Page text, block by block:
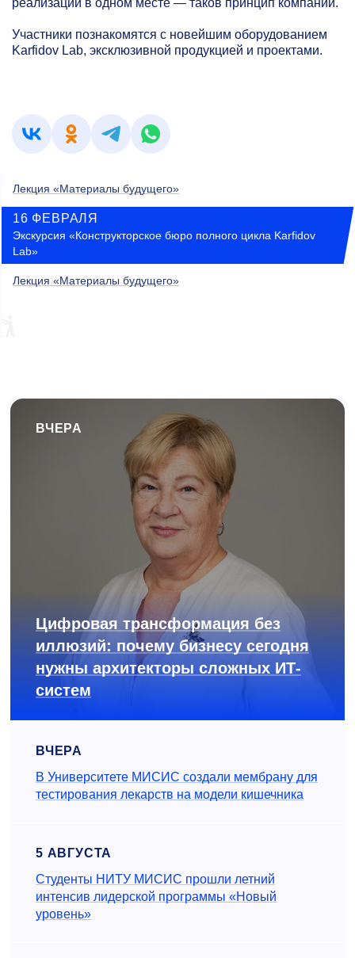
реализации в одном месте — таков принцип компании.
Участники познакомятся с новейшим оборудованием
Karfidov Lab, эксклюзивной продукцией и проектами.
Лекция «Материалы будущего»
16 ФЕВРАЛЯ
Экскурсия «Конструкторское бюро полного цикла Karfidov
Lab»
Лекция «Материалы будущего»
ВЧЕРА
Цифровая трансформация без
иллюзий: почему бизнесу сегодня
нужны архитекторы сложных ИТ-
систем
ВЧЕРА
В Университете МИСИС создали мембрану для
тестирования лекарств на модели кишечника
5 АВГУСТА
Студенты НИТУ МИСИС прошли летний
интенсив лидерской программы «Новый
уровень»